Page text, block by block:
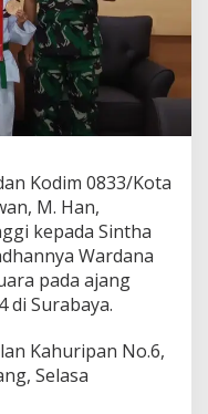
Kodim 0833/Kota
M. Han,
kepada Sintha
Wardana
pada ajang
di Surabaya.
Kahuripan No.6,
Selasa